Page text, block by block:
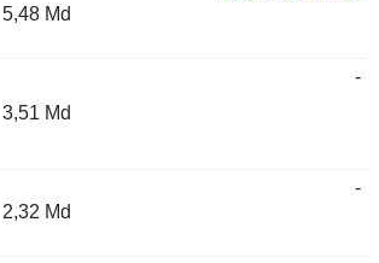
5,48 Md
3,51 Md
-
2,32 Md
-